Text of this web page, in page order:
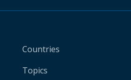
Countries
Topics